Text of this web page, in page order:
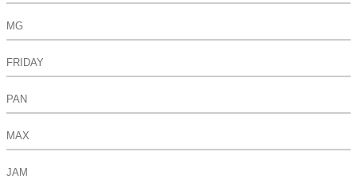
MG
FRIDAY
PAN
MAX
JAM